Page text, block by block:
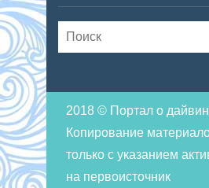
2018 © Портал о
Копирование
только с указанием
на первоисточник